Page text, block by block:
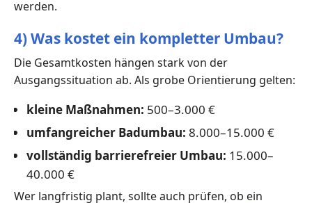
werden.
4) Was kostet ein kompletter Umbau?
Die Gesamtkosten hängen stark von der
Ausgangssituation ab. Als grobe Orientierung gelten:
kleine Maßnahmen: 500–3.000 €
umfangreicher Badumbau: 8.000–15.000 €
vollständig barrierefreier Umbau: 15.000–
40.000 €
Wer langfristig plant, sollte auch prüfen, ob ein